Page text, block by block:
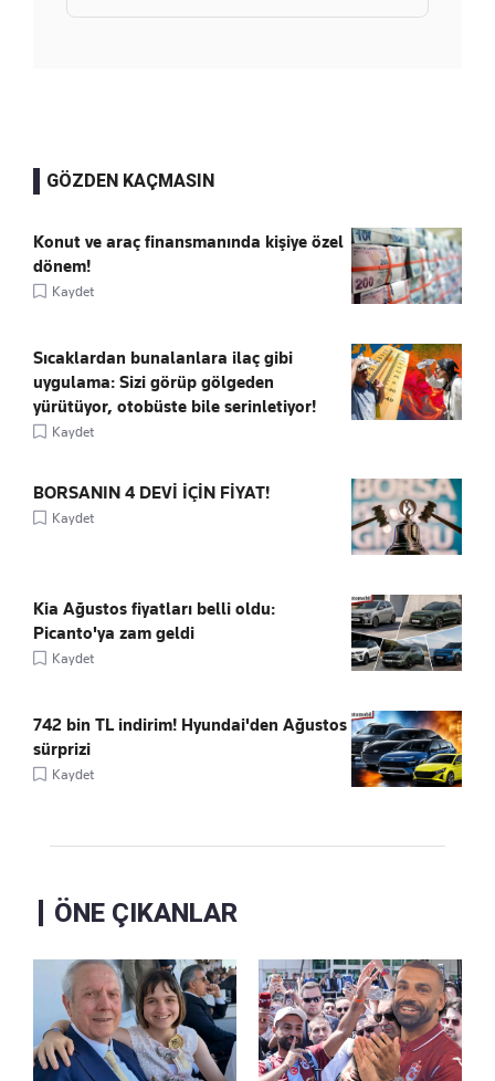
GÖZDEN KAÇMASIN
Konut ve araç finansmanında kişiye özel
dönem!
Kaydet
Sıcaklardan bunalanlara ilaç gibi
uygulama: Sizi görüp gölgeden
yürütüyor, otobüste bile serinletiyor!
Kaydet
BORSANIN 4 DEVİ İÇİN FİYAT!
Kaydet
Kia Ağustos fiyatları belli oldu:
Picanto'ya zam geldi
Kaydet
742 bin TL indirim! Hyundai'den Ağustos
sürprizi
Kaydet
ÖNE ÇIKANLAR